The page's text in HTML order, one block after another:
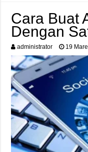
Cara Buat
Dengan
administrator 19